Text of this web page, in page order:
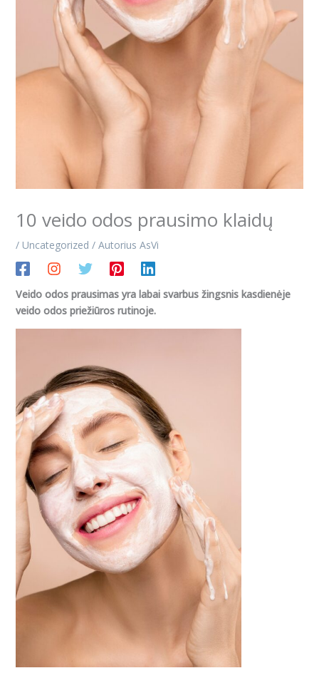
10 veido odos prausimo klaidų
/ Uncategorized / Autorius AsVi
Veido odos prausimas yra labai svarbus žingsnis kasdienėje
veido odos priežiūros rutinoje.